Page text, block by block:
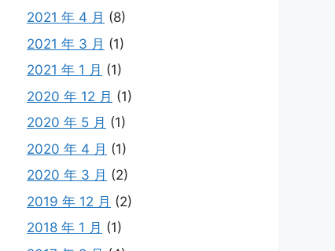
2021 年 4 月 (8)
2021 年 3 月 (1)
2021 年 1 月 (1)
2020 年 12 月 (1)
2020 年 5 月 (1)
2020 年 4 月 (1)
2020 年 3 月 (2)
2019 年 12 月 (2)
2018 年 1 月 (1)